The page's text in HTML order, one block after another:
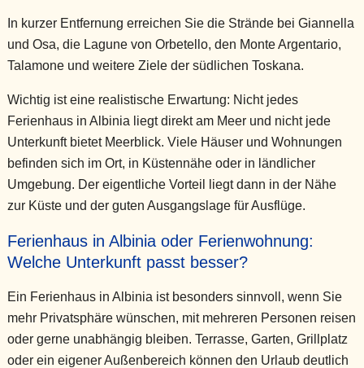
In kurzer Entfernung erreichen Sie die Strände bei Giannella
und Osa, die Lagune von Orbetello, den Monte Argentario,
Talamone und weitere Ziele der südlichen Toskana.
Wichtig ist eine realistische Erwartung: Nicht jedes
Ferienhaus in Albinia liegt direkt am Meer und nicht jede
Unterkunft bietet Meerblick. Viele Häuser und Wohnungen
befinden sich im Ort, in Küstennähe oder in ländlicher
Umgebung. Der eigentliche Vorteil liegt dann in der Nähe
zur Küste und der guten Ausgangslage für Ausflüge.
Ferienhaus in Albinia oder Ferienwohnung:
Welche Unterkunft passt besser?
Ein Ferienhaus in Albinia ist besonders sinnvoll, wenn Sie
mehr Privatsphäre wünschen, mit mehreren Personen reisen
oder gerne unabhängig bleiben. Terrasse, Garten, Grillplatz
oder ein eigener Außenbereich können den Urlaub deutlich